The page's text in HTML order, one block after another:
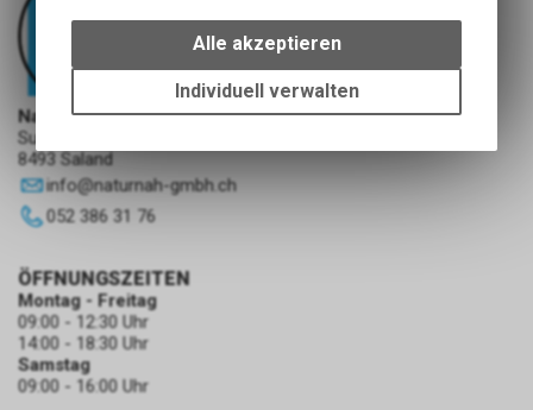
NaturNah GmbH
Sunnehofstrasse 7
8493 Saland
info@naturnah-gmbh.ch
052 386 31 76
ÖFFNUNGSZEITEN
Montag - Freitag
09:00 - 12:30 Uhr
14:00 - 18:30 Uhr
Samstag
09:00 - 16:00 Uhr
bestimmte Interaktionen und
Einstellungen auf Ihrem Gerät,
um die grundlegenden
Funktionen unseres Online-
ermöglichen. Bitte beachten Sie,
Alle akzeptieren
Individuell verwalten